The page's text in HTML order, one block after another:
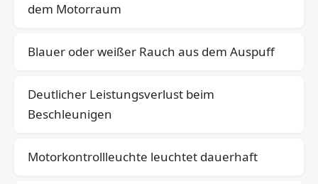
dem Motorraum
Blauer oder weißer Rauch aus dem Auspuff
Deutlicher Leistungsverlust beim
Beschleunigen
Motorkontrollleuchte leuchtet dauerhaft